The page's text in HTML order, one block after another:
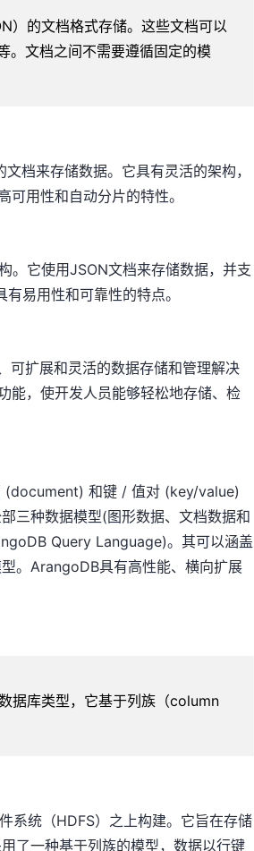
）的文档格式存储。这些文档可以
。文档之间不需要遵循固定的模
档来存储数据。它具有灵活的架构，
用性和自动分片的特性。
。它使用JSON文档来存储数据，并支
易用性和可靠性的特点。
可扩展和灵活的数据存储和管理解决
能，使开发人员能够轻松地存储、检
(document) 和键 / 值对 (key/value)
三种数据模型(图形数据、文档数据和
Query Language)。其可以涵盖
。ArangoDB具有高性能、横向扩展
据库类型，它基于列族（column
系统（HDFS）之上构建。它旨在存储
了一种基于列族的模型，数据以行键